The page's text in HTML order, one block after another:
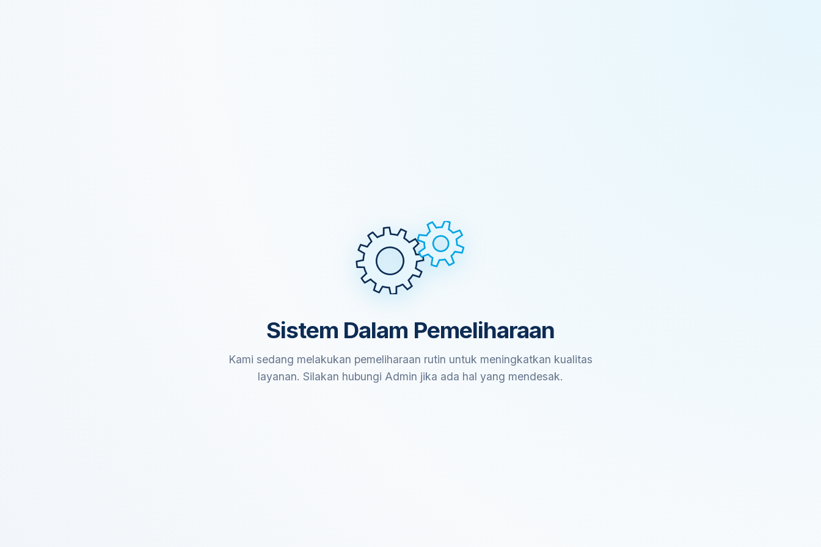
Sistem Dalam Pemeliharaan
Kami sedang melakukan pemeliharaan rutin untuk meningkatkan kualitas
layanan. Silakan hubungi Admin jika ada hal yang mendesak.